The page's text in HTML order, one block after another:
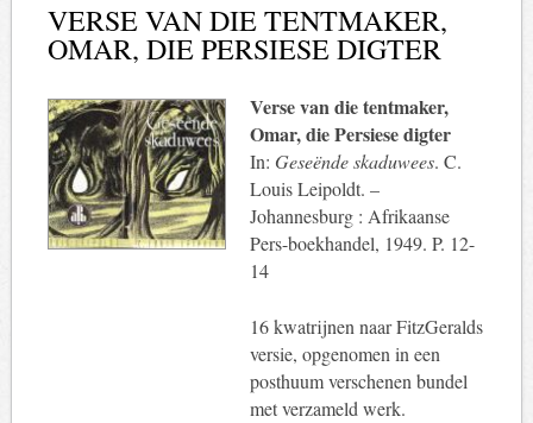
VERSE VAN DIE TENTMAKER,
OMAR, DIE PERSIESE DIGTER
Verse van die tentmaker,
Omar, die Persiese digter
In: Geseënde skaduwees. C.
Louis Leipoldt. –
Johannesburg : Afrikaanse
Pers-boekhandel, 1949. P. 12-
14
16 kwatrijnen naar FitzGeralds
versie, opgenomen in een
posthuum verschenen bundel
met verzameld werk.